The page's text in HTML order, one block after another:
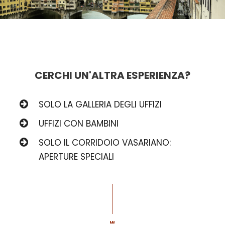
CERCHI UN'ALTRA ESPERIENZA?
SOLO LA GALLERIA DEGLI UFFIZI
UFFIZI CON BAMBINI
SOLO IL CORRIDOIO VASARIANO:
APERTURE SPECIALI